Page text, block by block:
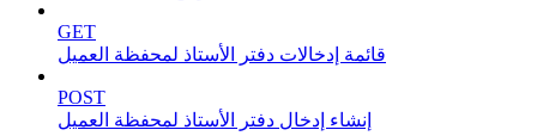
GET
قائمة إدخالات دفتر الأستاذ لمحفظة العميل
POST
إنشاء إدخال دفتر الأستاذ لمحفظة العميل